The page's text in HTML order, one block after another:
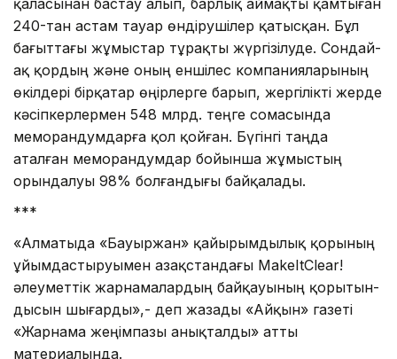
240-тан астам тауар өндірушілер қатысқан. Бұл
бағыттағы жұ­мыс­тар тұрақты жүргізілуде. Сон­дай-
ақ қордың және оның енші­лес компанияларының
өкілдері бірқатар өңірлерге барып, жергі­лікті жерде
кәсіпкерлермен 548 млрд. теңге сомасында
меморандум­дарға қол қойған. Бүгінгі таңда
аталған меморандумдар бойынша жұмыстың
орындалуы 98% болғандығы байқалады.
***
«Алматыда «Бауыржан» қайырым­дылық қорының
ұйымдастыруымен Қа­­зақ­стандағы MakeItClear!
әлеу­меттік жарнамалардың бай­қауының қоры­тын­
дысын шы­ғарды»,- деп жазады «Айқын» газеті
«Жарнама жеңімпазы анықталды» атты
материалында.